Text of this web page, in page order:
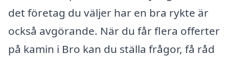
det företag du väljer har en bra rykte är
också avgörande. När du får flera offerter
på kamin i Bro kan du ställa frågor, få råd